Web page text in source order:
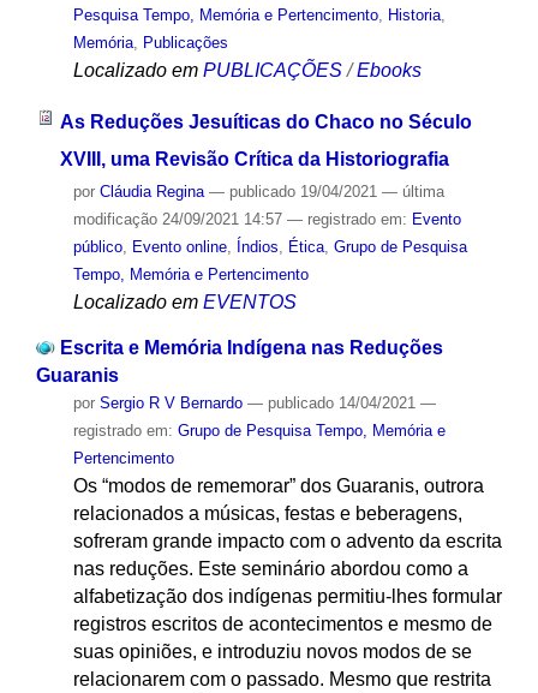
Pesquisa Tempo, Memória e Pertencimento, Historia,
Memória, Publicações
Localizado em PUBLICAÇÕES /Ebooks
As Reduções Jesuíticas do Chaco no Século
XVIII, uma Revisão Crítica da Historiografia
por Cláudia Regina — publicado19/04/2021 — última
modificação24/09/2021 14:57 — registrado em: Evento
público, Evento online, Índios Ética, Grupo de Pesquisa
Tempo, Memória e Pertencimento
Localizado em EVENTOS
Escrita e Memória Indígena nas Reduções
Guaranis
por Sergio R V Bernardo — publicado14/04/2021 —
registrado em: Grupo de Pesquisa Tempo, Memória e
Pertencimento
Os “modos de rememorar” dos Guaranis, outrora
relacionados a músicas, festas e beberagens,
sofreram grande impacto com o advento da escrita
nas reduções. Este seminário abordou como a
alfabetização dos indígenas permitiu-lhes formular
registros escritos de acontecimentos e mesmo de
suas opiniões, e introduziu novos modos de se
relacionarem com o passado. Mesmo que restrita